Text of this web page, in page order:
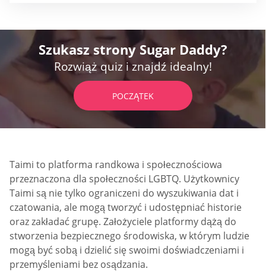
Szukasz strony Sugar Daddy?
Rozwiąż quiz i znajdź idealny!
POCZĄTEK
Taimi to platforma randkowa i społecznościowa
przeznaczona dla społeczności LGBTQ. Użytkownicy
Taimi są nie tylko ograniczeni do wyszukiwania dat i
czatowania, ale mogą tworzyć i udostępniać historie
oraz zakładać grupę. Założyciele platformy dążą do
stworzenia bezpiecznego środowiska, w którym ludzie
mogą być sobą i dzielić się swoimi doświadczeniami i
przemyśleniami bez osądzania.